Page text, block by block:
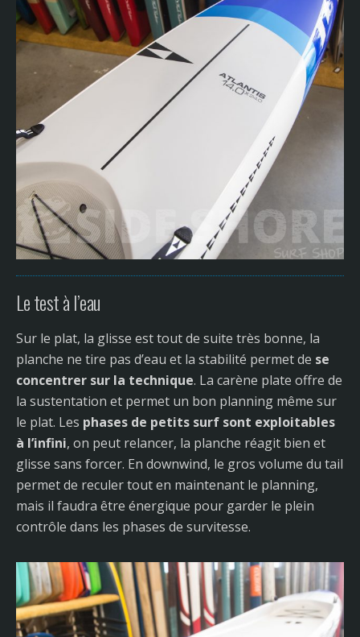
Le test à l’eau
Sur le plat, la glisse est tout de suite très bonne, la
planche ne tire pas d’eau et la stabilité permet de se
concentrer sur la technique. La carène plate offre de
la sustentation et permet un bon planning même sur
le plat. Les phases de petits surf sont exploitables
à l’infini, on peut relancer, la planche réagit bien et
glisse sans forcer. En downwind, le gros volume du tail
permet de reculer tout en maintenant le planning,
mais il faudra être énergique pour garder le plein
contrôle dans les phases de survitesse.